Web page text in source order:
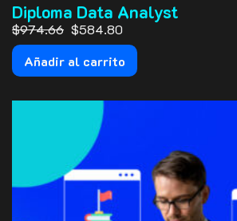
Diploma Data Analyst
$974.66 El precio original era: $974.66.
$584.80
Añadir al carrito